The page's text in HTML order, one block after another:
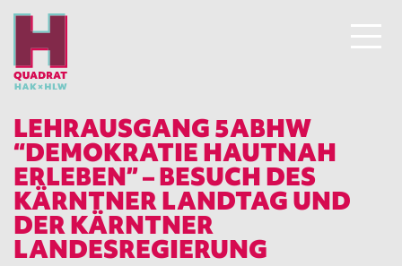
LEHRAUSGANG 5ABHW
“DEMOKRATIE HAUTNAH
ERLEBEN” – BESUCH DES
KÄRNTNER LANDTAG UND
DER KÄRNTNER
LANDESREGIERUNG